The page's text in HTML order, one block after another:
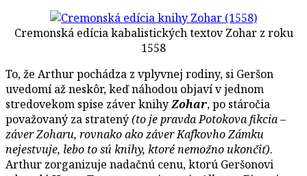
Cremonská edícia kabalistických textov Zohar z roku
1558
To, že Arthur pochádza z vplyvnej rodiny, si Geršon
uvedomí až neskôr, keď náhodou objaví v jednom
stredovekom spise záver knihyZohar, po stáročia
považovaný za stratený(to je pravda Potokova fikcia –
záver Zoharu, rovnako ako záver Kafkovho Zámku
nejestvuje, lebo to sú knihy, ktoré nemožno ukončiť).
Arthur zorganizuje nadačnú cenu, ktorú Geršonovi